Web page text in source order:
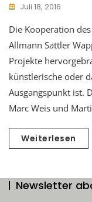
Juli 18, 2016
Die Kooperation
Allmann Sattler
Projekte
künstlerische oder
Ausgangspunkt ist.
Marc Weis und
Weiterlesen
Newsletter